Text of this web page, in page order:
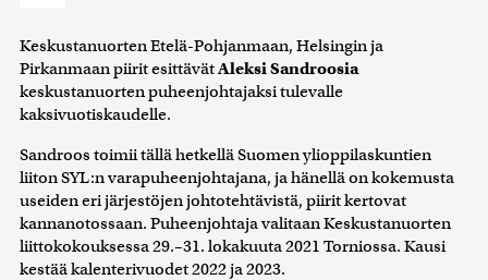
Keskustanuorten Etelä-Pohjanmaan, Helsingin ja
Pirkanmaan piirit esittävätAleksi Sandroosia
keskustanuorten puheenjohtajaksi tulevalle
kaksivuotiskaudelle.
Sandroos toimii tällä hetkellä Suomen ylioppilaskuntien
liiton SYL:n varapuheenjohtajana, ja hänellä on kokemusta
useiden eri järjestöjen johtotehtävistä, piirit kertovat
kannanotossaan. Puheenjohtaja valitaan Keskustanuorten
liittokokouksessa 29.–31. lokakuuta 2021 Torniossa. Kausi
kestää kalenterivuodet 2022 ja 2023.